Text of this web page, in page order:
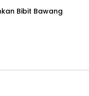
Bibit Bawang